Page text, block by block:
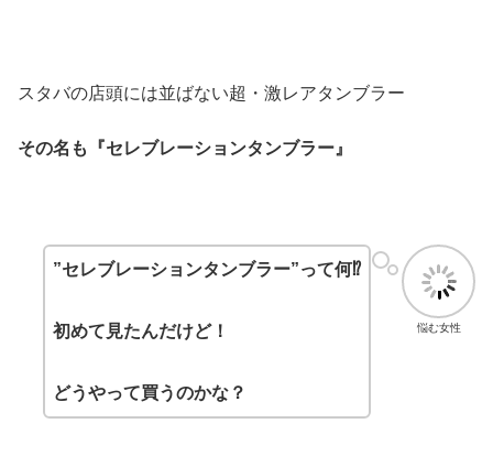
スタバの店頭には並ばない超・激レアタンブラー
その名も『セレブレーションタンブラー』
悩む女性
”セレブレーションタンブラー”って何⁉
初めて見たんだけど！
どうやって買うのかな？